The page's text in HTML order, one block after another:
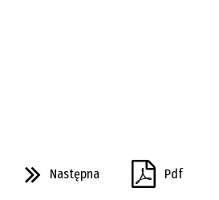
Następna Pdf